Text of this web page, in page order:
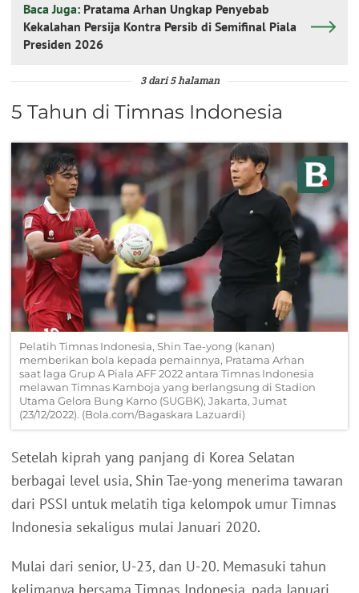
Baca Juga: Pratama Arhan Ungkap Penyebab
Kekalahan Persija Kontra Persib di Semifinal Piala
Presiden 2026
3 dari 5 halaman
5 Tahun di Timnas Indonesia
Pelatih Timnas Indonesia, Shin Tae-yong (kanan)
memberikan bola kepada pemainnya, Pratama Arhan
saat laga Grup A Piala AFF 2022 antara Timnas Indonesia
melawan Timnas Kamboja yang berlangsung di Stadion
Utama Gelora Bung Karno (SUGBK), Jakarta, Jumat
(23/12/2022). (Bola.com/Bagaskara Lazuardi)
Setelah kiprah yang panjang di Korea Selatan
berbagai level usia, Shin Tae-yong menerima tawaran
dari PSSI untuk melatih tiga kelompok umur Timnas
Indonesia sekaligus mulai Januari 2020.
Mulai dari senior, U-23, dan U-20. Memasuki tahun